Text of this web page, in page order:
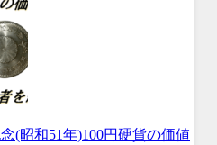
(昭和51年)100円硬貨の価値